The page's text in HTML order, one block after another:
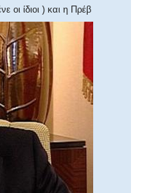
οι ίδιοι ) και η Πρέβ